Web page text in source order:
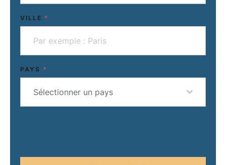
VILLE *
PAYS *
Sélectionner un pays